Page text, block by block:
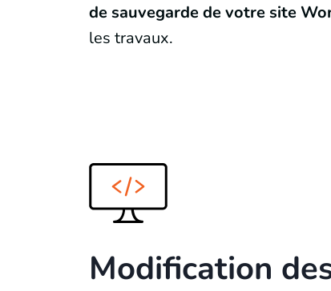
de sauvegarde de votre site
les travaux.
Modification